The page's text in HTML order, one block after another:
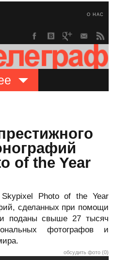
О НАС
of the Year
Photo of the Year
сделанных при помощи
поданы свыше 27 тысяч
фотографов и
обсудить фото (0)